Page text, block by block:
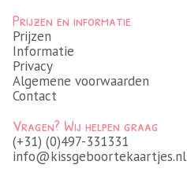
Prijzen en informatie
Prijzen
Informatie
Privacy
Algemene voorwaarden
Contact
Vragen? Wij helpen graag
(+31) (0)497-331331
info@kissgeboortekaartjes.nl